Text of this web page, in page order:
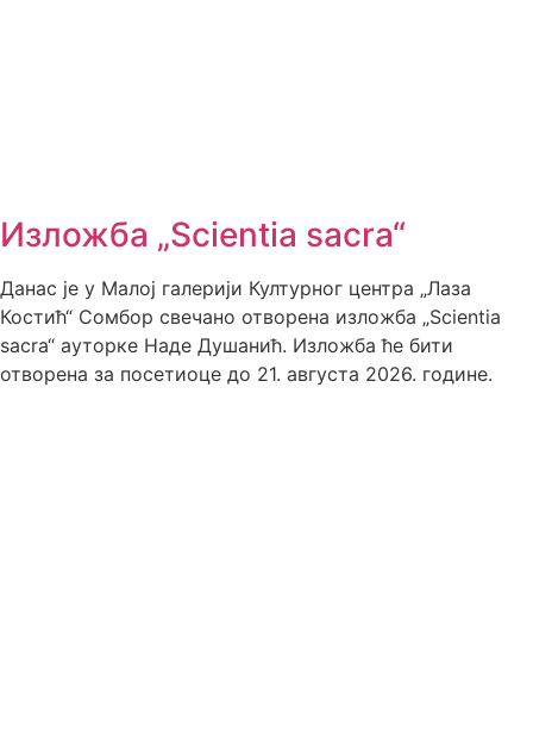
Изложба „Scientia sacra“
Данас је у Малој галерији Културног центра „Лаза
Костић“ Сомбор свечано отворена изложба „Scientia
sacra“ ауторке Наде Душанић. Изложба ће бити
отворена за посетиоце до 21. августа 2026. године.